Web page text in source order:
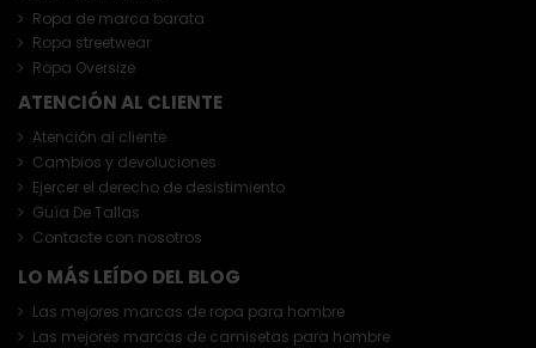
Ropa de marca barata
Ropa streetwear
Ropa Oversize
ATENCIÓN AL CLIENTE
Atención al cliente
Cambios y devoluciones
Ejercer el derecho de desistimiento
Guía De Tallas
Contacte con nosotros
LO MÁS LEÍDO DEL BLOG
Las mejores marcas de ropa para hombre
Las mejores marcas de camisetas para hombre